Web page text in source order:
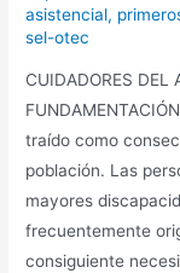
asistencial,
sel-otec
CUIDADORES
traído como
población. Las
mayores
frecuentemente
consiguiente